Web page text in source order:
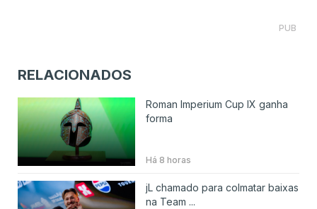
PUB
RELACIONADOS
Roman Imperium Cup IX ganha
forma
Há 8 horas
jL chamado para colmatar baixas
na Team ...